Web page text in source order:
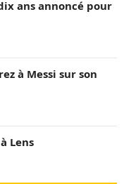
ans annoncé pour
à Messi sur son
Lens